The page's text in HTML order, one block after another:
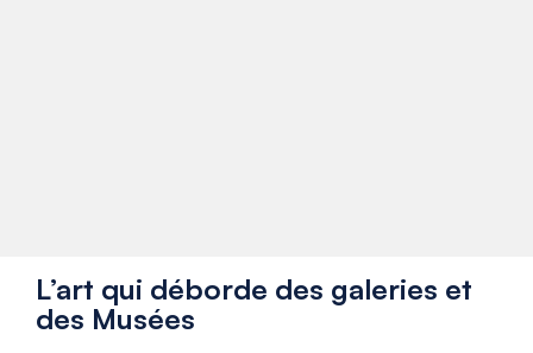
L’art qui déborde des galeries et
des Musées